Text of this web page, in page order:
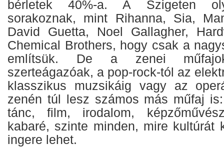
bérletek 40%-a. A Szigeten
sorakoznak, mint Rihanna, Sia,
David Guetta, Noel Gallagher,
Chemical Brothers, hogy csak a
említsük. De a zenei
szerteágazóak, a pop-rock-tól az
klasszikus muzsikáig vagy az
zenén túl lesz számos más műfaj
tánc, film, irodalom,
kabaré, szinte minden, mire kultúrát
ingere lehet.